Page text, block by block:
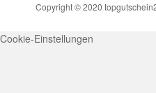
Copyright © 2020
Cookie-Einstellungen